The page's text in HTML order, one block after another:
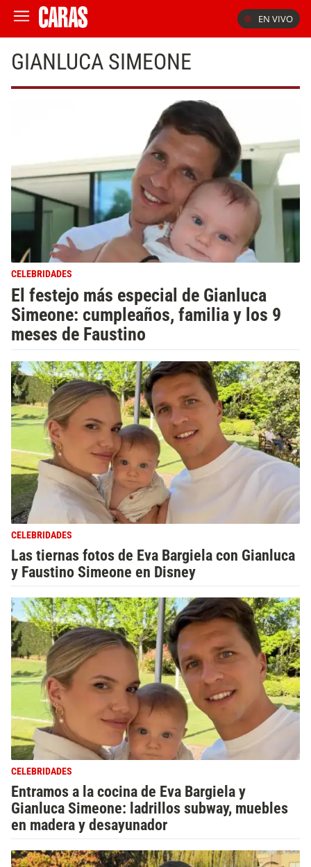
EN VIVO
GIANLUCA SIMEONE
CELEBRIDADES
El festejo más especial de Gianluca
Simeone: cumpleaños, familia y los 9
meses de Faustino
CELEBRIDADES
Las tiernas fotos de Eva Bargiela con Gianluca
y Faustino Simeone en Disney
CELEBRIDADES
Entramos a la cocina de Eva Bargiela y
Gianluca Simeone: ladrillos subway, muebles
en madera y desayunador